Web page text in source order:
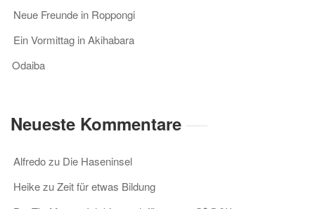
Neue Freunde in Roppongi
Ein Vormittag in Akihabara
Odaiba
Neueste Kommentare
Alfredozu Die Haseninsel
HeikezuZeit für etwas Bildung